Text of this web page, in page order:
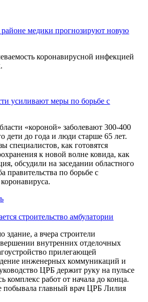
медики прогнозируют новую
коронавирусной инфекцией
усиливают меры по борьбе с
«короной» заболевают 300-400
дети до года и люди старше 65 лет.
специалистов, как готовятся
к новой волне ковида, как
обсудили на заседании областного
правительства по борьбе с
строительство амбулатории
здание, а вчера строители
внутренних отделочных
прилегающей
инженерных коммуникаций и
ЦРБ держит руку на пульсе
комплекс работ от начала до конца.
побывала главный врач ЦРБ Лилия